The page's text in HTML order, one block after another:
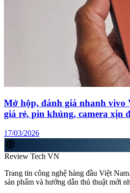
Mở hộp, đánh giá nhanh vivo
giá rẻ, pin khủng, camera xịn
17/03/2026
memory
Review Tech VN
Trang tin công nghệ hàng đầu Việt
sản phẩm và hướng dẫn thủ thuật mới